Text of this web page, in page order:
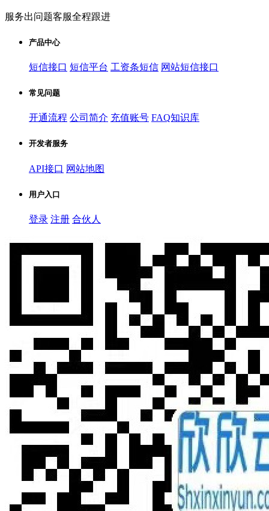
服务出问题客服全程跟进
产品中心
短信接口 短信平台 工资条短信 网站短信接口
常见问题
开通流程 公司简介 充值账号 FAQ知识库
开发者服务
API接口 网站地图
用户入口
登录 注册 合伙人